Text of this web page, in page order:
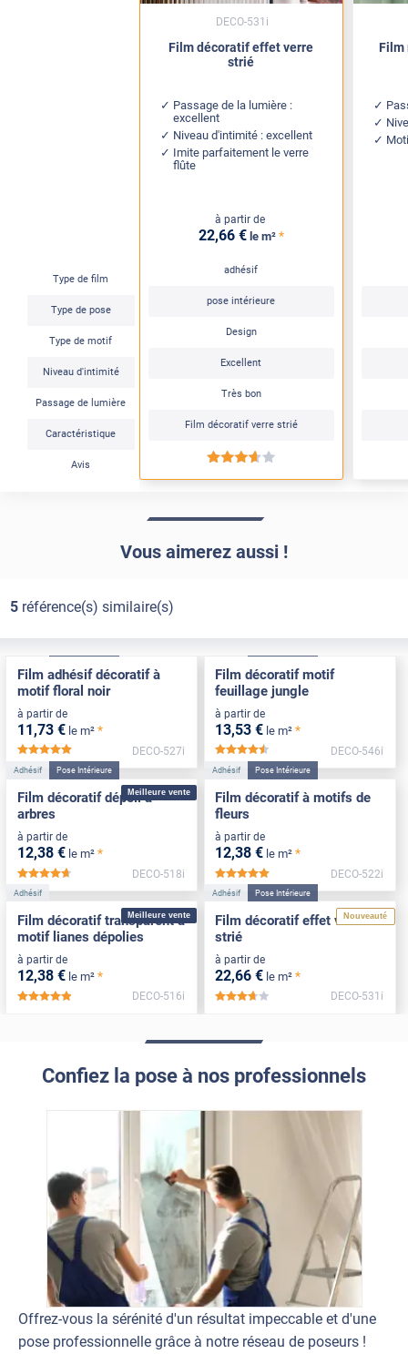
Type de film
Type de pose
Type de motif
Niveau d'intimité
Passage de lumière
Caractéristique
Avis
Film décoratif effet verre
strié
Passage de la lumière :
excellent
Niveau d'intimité : excellent
Imite parfaitement le verre
flûte
à partir de
22,66 € le m² *
adhésif
pose intérieure
Design
Excellent
Très bon
Film décoratif verre strié
*****
DECO-531i
Film
Vous aimerez aussi !
5référence(s) similaire(s)
Film adhésif décoratif à
motif floral noir
à partir de
11 ,73 € le m² *
*****
DECO-527i
Film décoratif motif
feuillage jungle
à partir de
13,53 € le m² *
*****
DECO-546i
Meilleure vente
Adhésif Pose Intérieure
Film décoratif dépoli à
arbres
à partir de
12,38 € le m² *
*****
DECO-518i
Adhésif Pose Intérieure
Film décoratif à motifs de
fleurs
à partir de
12,38 € le m² *
DECO-522i
Meilleure vente
Adhésif
Film décoratif transparent à
motif lianes dépolies
à partir de
12,38 € le m² *
*****
DECO-516i
Nouveauté
Adhésif Pose Intérieure
Film décoratif effet verre
strié
à partir de
22,66 € le m² *
*****
DECO-531i
Confiez la pose à nos professionnels
Offrez-vous la sérénité d'un résultat impeccable et d'une
pose professionnelle grâce à notre réseau de poseurs !